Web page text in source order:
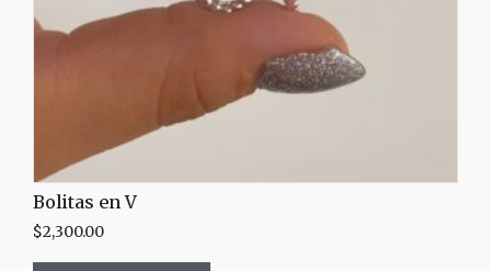
Bolitas en V
$2,300.00